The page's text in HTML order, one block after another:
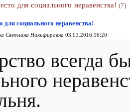
для социального неравенства! (7)
социального неравенства!
Светлана Никифировна 03.03.2016 16:20
всегда